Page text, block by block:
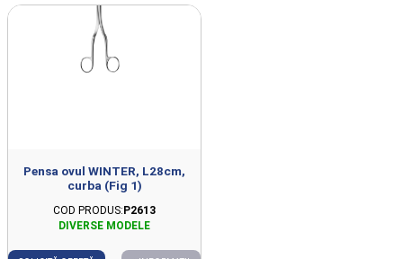
Produse din clasa Obstetrica importate
si distribuite de LIAMED.
Pensa ovul WINTER, L28cm,
curba (Fig 1)
COD PRODUS: P2613